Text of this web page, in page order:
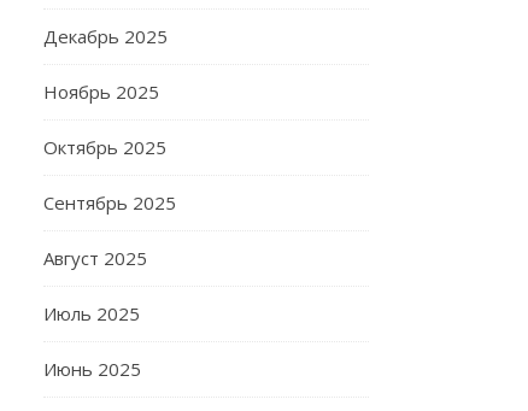
Декабрь 2025
Ноябрь 2025
Октябрь 2025
Сентябрь 2025
Август 2025
Июль 2025
Июнь 2025